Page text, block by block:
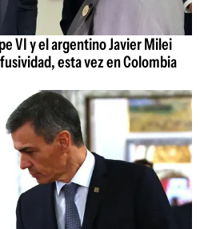
VI y el argentino Javier Milei
esta vez en Colombia